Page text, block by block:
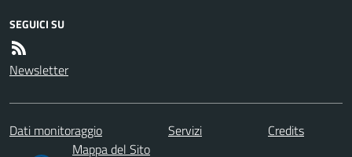
SEGUICI SU
Newsletter
Dati monitoraggio Servizi
Credits
Mappa del Sito